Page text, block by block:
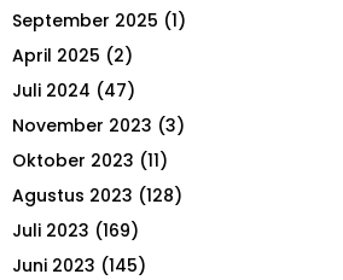
September 2025 (1)
April 2025 (2)
Juli 2024 (47)
November 2023 (3)
Oktober 2023 (11)
Agustus 2023 (128)
Juli 2023 (169)
Juni 2023 (145)